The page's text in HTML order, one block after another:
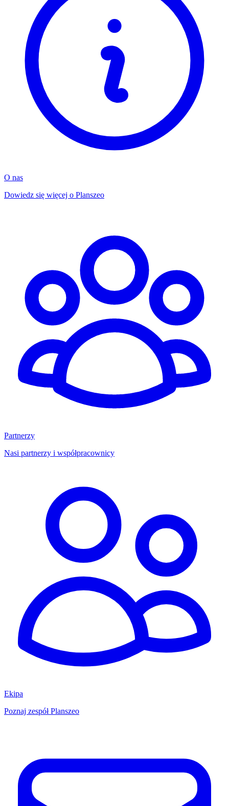
O nas
Dowiedz się więcej o Planszeo
Partnerzy
Nasi partnerzy i współpracownicy
Ekipa
Poznaj zespół Planszeo